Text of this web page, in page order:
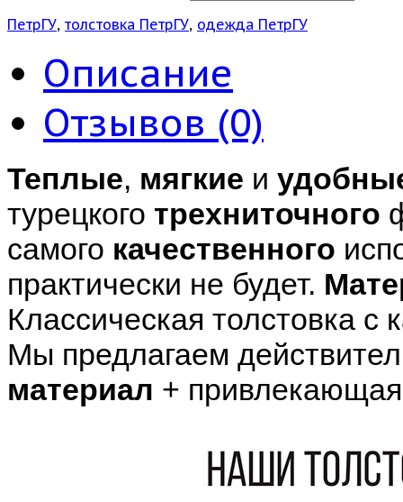
ПетрГУ, толстовка ПетрГУ, одежда ПетрГУ
Описание
Отзывов (0)
Теплые, мягкие и
турецкого трехниточного
самого качественного
практически не будет.
Классическая толстовка
Мы предлагаем
материал +